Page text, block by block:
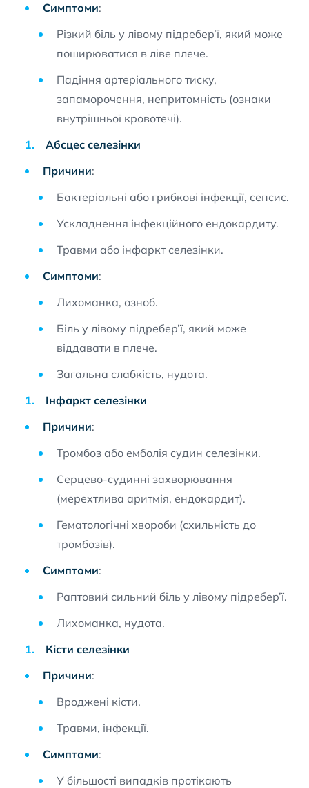
Симптоми:
Різкий біль у лівому підребер’ї, який може
поширюватися в ліве плече.
Падіння артеріального тиску,
запаморочення, непритомність (ознаки
внутрішньої кровотечі).
Абсцес селезінки
Причини:
Бактеріальні або грибкові інфекції, сепсис.
Ускладнення інфекційного ендокардиту.
Травми або інфаркт селезінки.
Симптоми:
Лихоманка, озноб.
Біль у лівому підребер’ї, який може
віддавати в плече.
Загальна слабкість, нудота.
Інфаркт селезінки
Причини:
Тромбоз або емболія судин селезінки.
Серцево-судинні захворювання
(мерехтлива аритмія, ендокардит).
Гематологічні хвороби (схильність до
тромбозів).
Симптоми:
Раптовий сильний біль у лівому підребер’ї.
Лихоманка, нудота.
Кісти селезінки
Причини:
Вроджені кісти.
Травми, інфекції.
Симптоми:
У більшості випадків протікають